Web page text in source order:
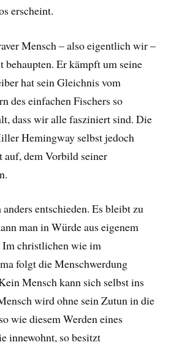
erscheint.
Mensch – also eigentlich wir –
behaupten. Er kämpft um seine
hat sein Gleichnis vom
des einfachen Fischers so
dass wir alle fasziniert sind. Die
Hemingway selbst jedoch
dem Vorbild seiner
entschieden. Es bleibt zu
man in Würde aus eigenem
Im christlichen wie im
folgt die Menschwerdung
Mensch kann sich selbst ins
wird ohne sein Zutun in die
wie diesem Werden eines
innewohnt, so besitzt